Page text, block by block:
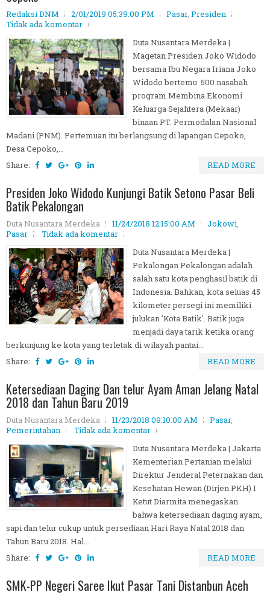
Redaksi DNM 2/01/2019 05:39:00 PM Pasar, Presiden
Tidak ada komentar
Duta Nusantara Merdeka |
Magetan Presiden Joko Widodo
bersama Ibu Negara Iriana Joko
Widodo bertemu 500 nasabah
program Membina Ekonomi
Keluarga Sejahtera (Mekaar)
binaan PT. Permodalan Nasional
Madani (PNM). Pertemuan itu berlangsung di lapangan Cepoko,
Desa Cepoko,...
Share:
READ MORE
Presiden Joko Widodo Kunjungi Batik Setono Pasar Beli
Batik Pekalongan
Duta Nusantara Merdeka 11/24/2018 12:15:00 AM Jokowi,
Pasar
Tidak ada komentar
Duta Nusantara Merdeka |
Pekalongan Pekalongan adalah
salah satu kota penghasil batik di
Indonesia. Bahkan, kota seluas 45
kilometer persegi ini memiliki
julukan 'Kota Batik'. Batik juga
menjadi daya tarik ketika orang
berkunjung ke kota yang terletak di wilayah pantai...
Share:
READ MORE
Ketersediaan Daging Dan telur Ayam Aman Jelang Natal
2018 dan Tahun Baru 2019
Duta Nusantara Merdeka 11/23/2018 09:10:00 AM Pasar,
Pemerintahan
Tidak ada komentar
Duta Nusantara Merdeka | Jakarta
Kementerian Pertanian melalui
Direktur Jenderal Peternakan dan
Kesehatan Hewan (Dirjen PKH) I
Ketut Diarmita menegaskan
bahwa ketersediaan daging ayam,
sapi dan telur cukup untuk persediaan Hari Raya Natal 2018 dan
Tahun Baru 2018. Hal...
Share:
READ MORE
SMK-PP Negeri Saree Ikut Pasar Tani Distanbun Aceh